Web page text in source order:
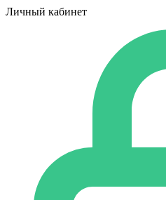
Личный кабинет